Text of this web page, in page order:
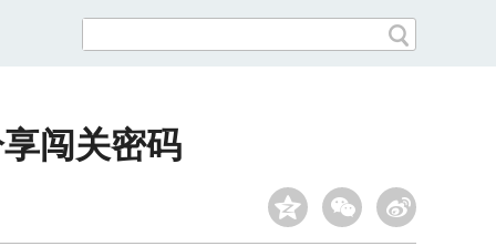
闯关密码